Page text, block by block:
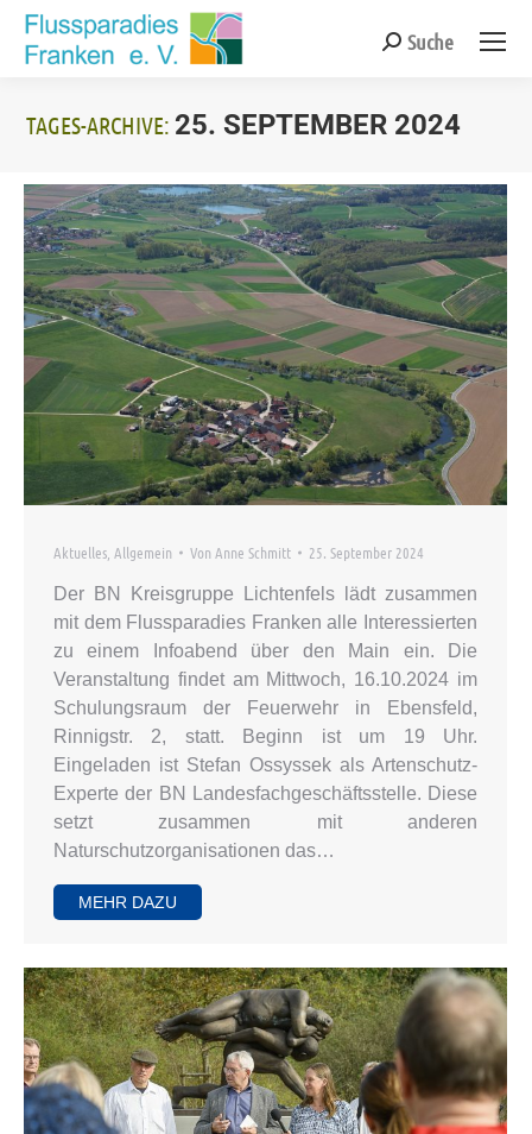
Search:
Suche
TAGES-ARCHIVE: 25. SEPTEMBER 2024
Sie befinden sich hier:
Aktuelles, Allgemein Von Anne Schmitt 25. September 2024
Der BN Kreisgruppe Lichtenfels lädt zusammen
mit dem Flussparadies Franken alle Interessierten
zu einem Infoabend über den Main ein. Die
Veranstaltung findet am Mittwoch, 16.10.2024 im
Schulungsraum der Feuerwehr in Ebensfeld,
Rinnigstr. 2, statt. Beginn ist um 19 Uhr.
Eingeladen ist Stefan Ossyssek als Artenschutz-
Experte der BN Landesfachgeschäftsstelle. Diese
setzt zusammen mit anderen
Naturschutzorganisationen das…
MEHR DAZU